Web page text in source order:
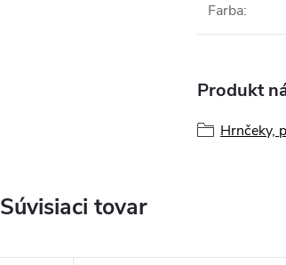
Farba:
Produkt
Hrnčeky,
Súvisiaci tovar